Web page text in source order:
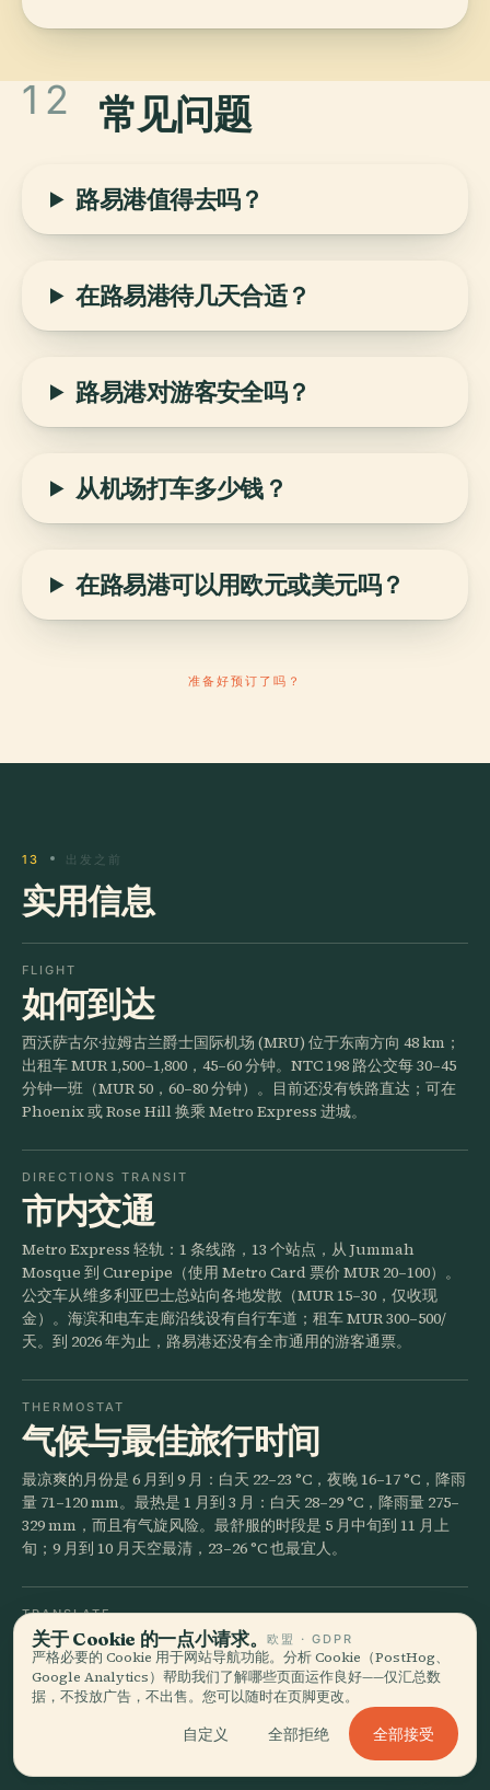
12 常见问题
路易港值得去吗？
在路易港待几天合适？
路易港对游客安全吗？
从机场打车多少钱？
在路易港可以用欧元或美元吗？
准备好预订了吗？
13 出发之前
实用信息
FLIGHT
如何到达
西沃萨古尔·拉姆古兰爵士国际机场 (MRU) 位于东南方向 48 km；
出租车 MUR 1,500–1,800，45–60 分钟。NTC 198 路公交每 30–45
分钟一班（MUR 50，60–80 分钟）。目前还没有铁路直达；可在
Phoenix 或 Rose Hill 换乘 Metro Express 进城。
DIRECTIONS TRANSIT
市内交通
Metro Express 轻轨：1 条线路，13 个站点，从 Jummah
Mosque 到 Curepipe（使用 Metro Card 票价 MUR 20–100）。
公交车从维多利亚巴士总站向各地发散（MUR 15–30，仅收现
金）。海滨和电车走廊沿线设有自行车道；租车 MUR 300–500/
天。到 2026 年为止，路易港还没有全市通用的游客通票。
THERMOSTAT
气候与最佳旅行时间
最凉爽的月份是 6 月到 9 月：白天 22–23 °C，夜晚 16–17 °C，降雨
量 71–120 mm。最热是 1 月到 3 月：白天 28–29 °C，降雨量 275–
329 mm，而且有气旋风险。最舒服的时段是 5 月中旬到 11 月上
旬；9 月到 10 月天空最清，23–26 °C 也最宜人。
TRANSLATE
语言与货币
英语是官方语言，走到哪儿都通；菜单多半用法语，日常对话里则
满是克里奥尔语。货币是毛里求斯卢比 (MUR)；科当海滨可以刷
卡，市场要用现金。ATM 很多，游客 SIM 卡在 MRU 到达大厅卖
关于 Cookie 的一点小请求。欧盟 · GDPR
严格必要的 Cookie 用于网站导航功能。分析 Cookie（PostHog、
Google Analytics）帮助我们了解哪些页面运作良好——仅汇总数
据，不投放广告，不出售。您可以随时在页脚更改。
自定义 全部拒绝 全部接受